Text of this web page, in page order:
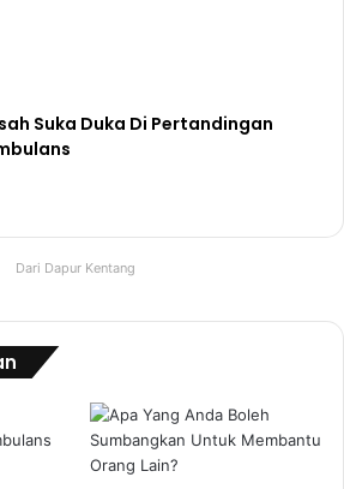
Suka Duka Di Pertandingan
Dari Dapur Kentang